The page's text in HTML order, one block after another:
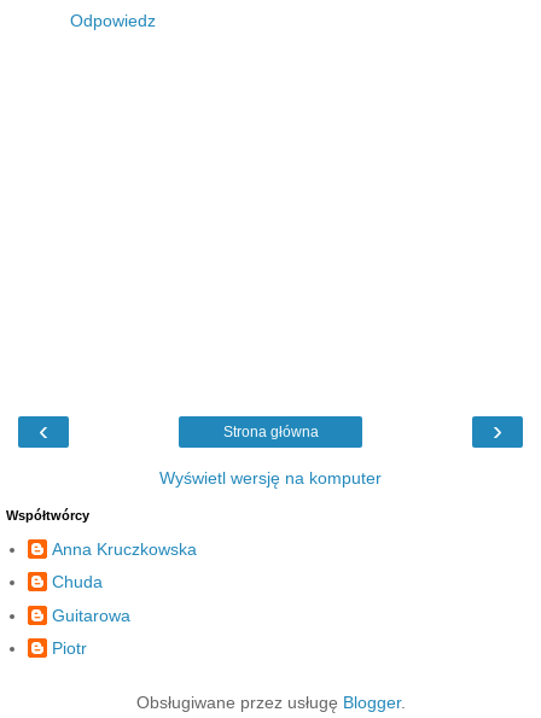
Odpowiedz
‹ ›
Strona główna
Wyświetl wersję na komputer
Współtwórcy
Anna Kruczkowska
Chuda
Guitarowa
Piotr
Obsługiwane przez usługę Blogger.